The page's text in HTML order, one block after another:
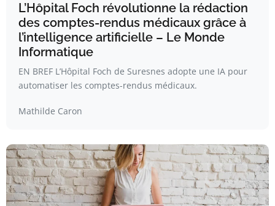
L’Hôpital Foch révolutionne la rédaction
des comptes-rendus médicaux grâce à
l’intelligence artificielle – Le Monde
Informatique
EN BREF L’Hôpital Foch de Suresnes adopte une IA pour
automatiser les comptes-rendus médicaux.
Mathilde Caron